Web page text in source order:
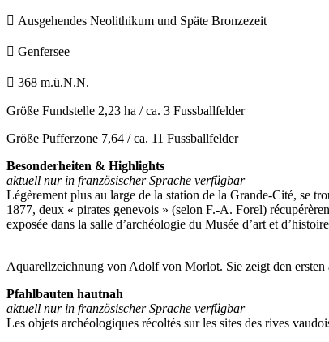
 Ausgehendes Neolithikum und Späte Bronzezeit
 Genfersee
 368 m.ü.N.N.
Größe Fundstelle 2,23 ha / ca. 3 Fussballfelder
Größe Pufferzone 7,64 / ca. 11 Fussballfelder
Besonderheiten & Highlights
aktuell nur in französischer Sprache verfügbar
Légèrement plus au large de la station de la Grande-Cité, se
1877, deux « pirates genevois » (selon F.-A. Forel)
exposée dans la salle d’archéologie du Musée d’art et
Aquarellzeichnung von Adolf von Morlot. Sie zeigt den
Pfahlbauten hautnah
aktuell nur in französischer Sprache verfügbar
Les objets archéologiques récoltés sur les sites des rives